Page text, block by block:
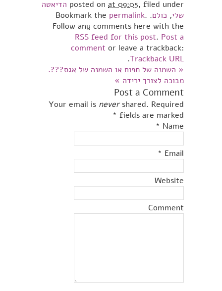
posted on at 09:05, filed under
הדיאטה
שלי, כולם. Bookmark the
permalink.
Follow any comments here with the
RSS feed for this post. Post a
comment or leave a trackback:
Trackback URL
.
« השמנה של תפוח או השמנה של אגס???.
מבוכה לצורך ירידה »
Post a Comment
Your email is nevershared. Required
fields are marked
*
Name
*
Email
*
Website
Comment